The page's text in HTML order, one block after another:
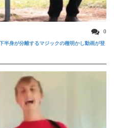
0
半身が分離するマジックの種明かし動画が登